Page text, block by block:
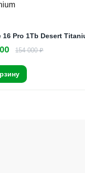
16 Pro 1Tb Desert
154 000 ₽